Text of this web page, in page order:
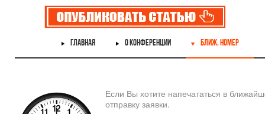
ГЛАВНАЯ О КОНФЕРЕНЦИИ БЛИЖ. НОМЕР
Если Вы хотите напечататься в
отправку заявки.